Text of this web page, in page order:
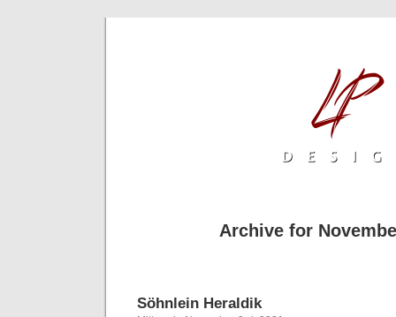
Archive for
Söhnlein Heraldik